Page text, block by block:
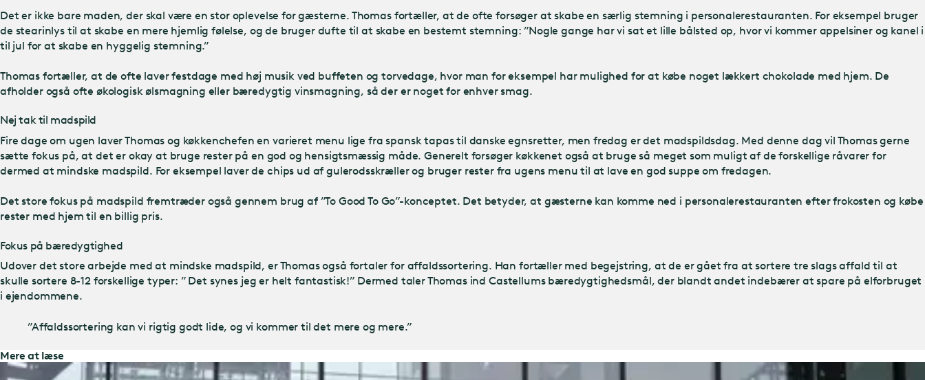
Det er ikke bare maden, der skal være en stor oplevelse for gæsterne. Thomas fortæller, at de ofte forsøger at skabe en særlig stemning i personalerestauranten. For eksempel bruger
de stearinlys til at skabe en mere hjemlig følelse, og de bruger dufte til at skabe en bestemt stemning: ”Nogle gange har vi sat et lille bålsted op, hvor vi kommer appelsiner og kanel i
til jul for at skabe en hyggelig stemning.”
Thomas fortæller, at de ofte laver festdage med høj musik ved buffeten og torvedage, hvor man for eksempel har mulighed for at købe noget lækkert chokolade med hjem. De
afholder også ofte økologisk ølsmagning eller bæredygtig vinsmagning, så der er noget for enhver smag.
Nej tak til madspild
Fire dage om ugen laver Thomas og køkkenchefen en varieret menu lige fra spansk tapas til danske egnsretter, men fredag er det madspildsdag. Med denne dag vil Thomas gerne
sætte fokus på, at det er okay at bruge rester på en god og hensigtsmæssig måde. Generelt forsøger køkkenet også at bruge så meget som muligt af de forskellige råvarer for
dermed at mindske madspild. For eksempel laver de chips ud af gulerodsskræller og bruger rester fra ugens menu til at lave en god suppe om fredagen.
Det store fokus på madspild fremtræder også gennem brug af ”To Good To Go”-konceptet. Det betyder, at gæsterne kan komme ned i personalerestauranten efter frokosten og købe
rester med hjem til en billig pris.
Fokus på bæredygtighed
Udover det store arbejde med at mindske madspild, er Thomas også fortaler for affaldssortering. Han fortæller med begejstring, at de er gået fra at sortere tre slags affald til at
skulle sortere 8-12 forskellige typer: ” Det synes jeg er helt fantastisk!” Dermed taler Thomas ind Castellums bæredygtighedsmål, der blandt andet indebærer at spare på elforbruget
i ejendommene.
”Affaldssortering kan vi rigtig godt lide, og vi kommer til det mere og mere.”
Mere at læse